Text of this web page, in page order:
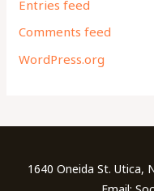
Entries feed
Comments feed
WordPress.org
1640 Oneida St. Utica,